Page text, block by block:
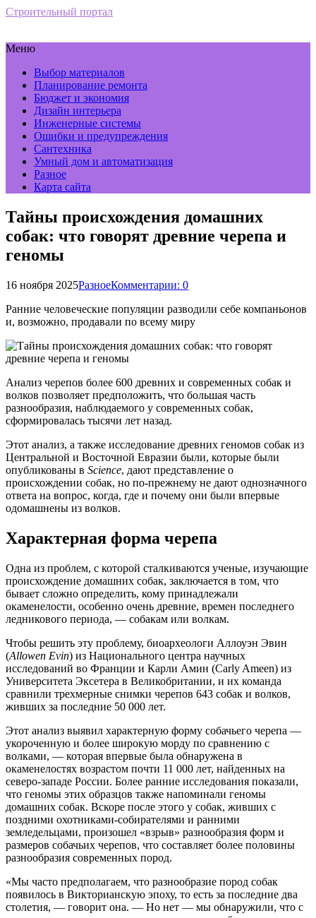
Строительный портал
Меню
Выбор материалов
Планирование ремонта
Бюджет и экономия
Дизайн интерьера
Инженерные системы
Ошибки и предупреждения
Сантехника
Умный дом и автоматизация
Разное
Карта сайта
Тайны происхождения домашних
собак: что говорят древние черепа и
геномы
16 ноября 2025РазноеКомментарии: 0
Ранние человеческие популяции разводили себе компаньонов
и, возможно, продавали по всему миру
Анализ черепов более 600 древних и современных собак и
волков позволяет предположить, что большая часть
разнообразия, наблюдаемого у современных собак,
сформировалась тысячи лет назад.
Этот анализ, а также исследование древних геномов собак из
Центральной и Восточной Евразии были, которые были
опубликованы в Science, дают представление о
происхождении собак, но по-прежнему не дают однозначного
ответа на вопрос, когда, где и почему они были впервые
одомашнены из волков.
Характерная форма черепа
Одна из проблем, с которой сталкиваются ученые, изучающие
происхождение домашних собак, заключается в том, что
бывает сложно определить, кому принадлежали
окаменелости, особенно очень древние, времен последнего
ледникового периода, — собакам или волкам.
Чтобы решить эту проблему, биоархеологи Аллоуэн Эвин
(Allowen Evin) из Национального центра научных
исследований во Франции и Карли Амин (Carly Ameen) из
Университета Эксетера в Великобритании, и их команда
сравнили трехмерные снимки черепов 643 собак и волков,
живших за последние 50 000 лет.
Этот анализ выявил характерную форму собачьего черепа —
укороченную и более широкую морду по сравнению с
волками, — которая впервые была обнаружена в
окаменелостях возрастом почти 11 000 лет, найденных на
северо-западе России. Более ранние исследования показали,
что геномы этих образцов также напоминали геномы
домашних собак. Вскоре после этого у собак, живших с
поздними охотниками-собирателями и ранними
земледельцами, произошел «взрыв» разнообразия форм и
размеров собачьих черепов, что составляет более половины
разнообразия современных пород.
«Мы часто предполагаем, что разнообразие пород собак
появилось в Викторианскую эпоху, то есть за последние два
столетия, — говорит она. — Но нет — мы обнаружили, что с